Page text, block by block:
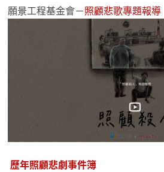
願景工程基金會－照顧悲歌專題報導
歷年照顧悲劇事件簿